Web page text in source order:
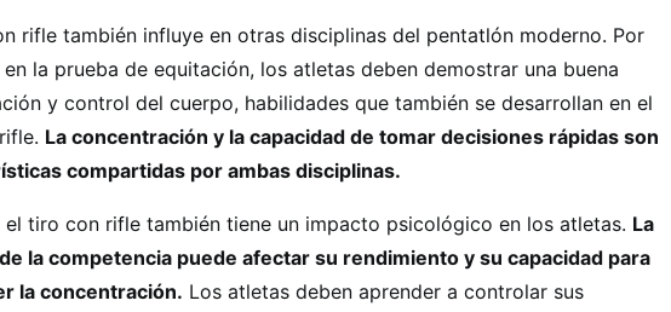
rifle también influye en otras disciplinas del pentatlón moderno. Por
la prueba de equitación, los atletas deben demostrar una buena
y control del cuerpo, habilidades que también se desarrollan en el
La concentración y la capacidad de tomar decisiones rápidas son
compartidas por ambas disciplinas.
el tiro con rifle también tiene un impacto psicológico en los atletas. La
la competencia puede afectar su rendimiento y su capacidad para
la concentración. Los atletas deben aprender a controlar sus